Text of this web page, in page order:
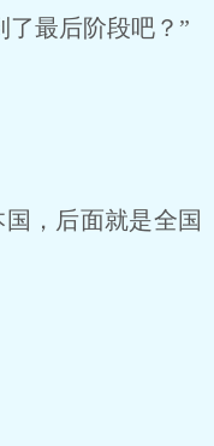
最后阶段吧？”
，后面就是全国